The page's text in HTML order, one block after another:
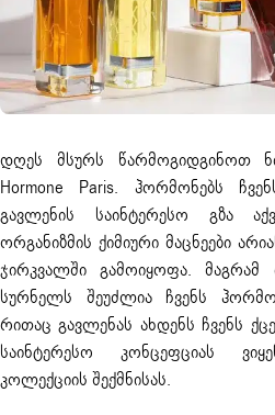
დღეს მსურს წარმოგიდგინოთ
Hormone Paris. ჰორმონებს
გავლენის საინტერესო გზა
ორგანიზმის ქიმიური მაცნეები
ჯირკვალში გამოიყოფა.
სურნელს შეუძლია ჩვენს
რითაც გავლენას ახდენს ჩვენს
საინტერესო კონცეფციას
კოლექციის შექმნისას.